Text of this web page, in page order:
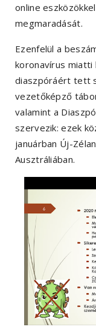
online
megmaradását.
Ezenfelül a
koronavírus miatti
diaszpóráért tett
vezetőképző
valamint a
szervezik: ezek
januárban Új-
Ausztráliában.